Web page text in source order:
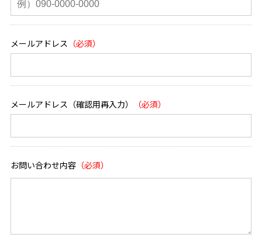
メールアドレス
メールアドレス（確認用再入力）
お問い合わせ内容